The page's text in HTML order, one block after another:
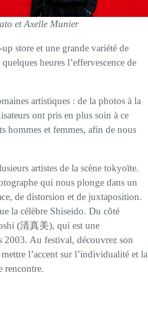
et Axelle Munier
store et une grande variété de
heures l’effervescence de
artistiques : de la photos à la
ont pris en plus soin à ce
hommes et femmes, afin de nous
artistes de la scène tokyoïte.
qui nous plonge dans un
de distorsion et de juxtaposition.
la célèbre Shiseido. Du côté
(清真美), qui est une
2003. Au festival, découvrez son
l’accent sur l’individualité et la
rencontre.